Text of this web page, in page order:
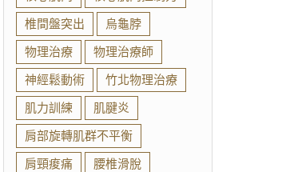
椎間盤突出
烏龜脖
物理治療
物理治療師
神經鬆動術
竹北物理治療
肌力訓練
肌腱炎
肩部旋轉肌群不平衡
肩頸痠痛
腰椎滑脫